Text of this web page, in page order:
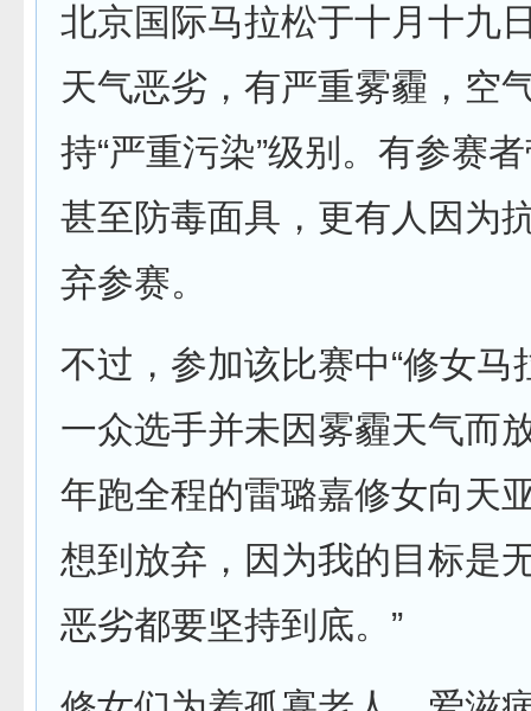
北京国际马拉松于十月十九
天气恶劣，有严重雾霾，空
持“严重污染”级别。有参赛
甚至防毒面具，更有人因为
弃参赛。
不过，参加该比赛中“修女马
一众选手并未因雾霾天气而
年跑全程的雷璐嘉修女向天
想到放弃，因为我的目标是
恶劣都要坚持到底。”